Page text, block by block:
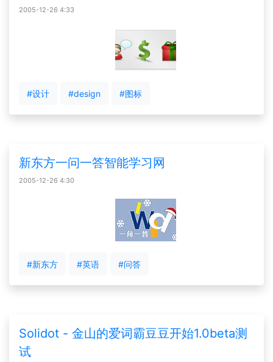
2005-12-26 4:33
#设计 #design #图标
新东方一问一答智能学习网
2005-12-26 4:30
#新东方 #英语 #问答
Solidot - 金山的爱词霸豆豆开始1.0beta测
试